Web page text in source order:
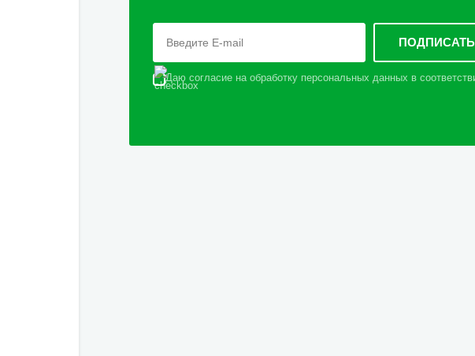
Даю согласие на обработку персональных данных в